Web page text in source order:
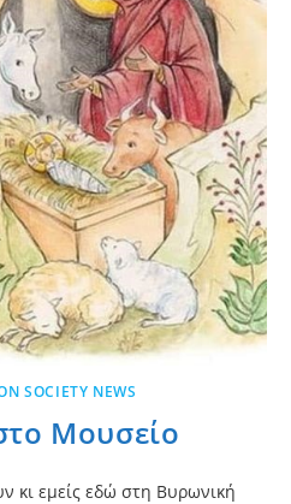
SOCIETY NEWS
Μουσείο
κι εμείς εδώ στη Βυρωνική